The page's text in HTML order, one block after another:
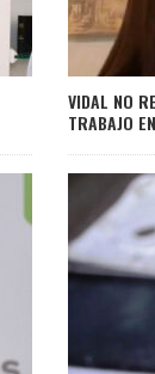
VIDAL NO
TRABAJO